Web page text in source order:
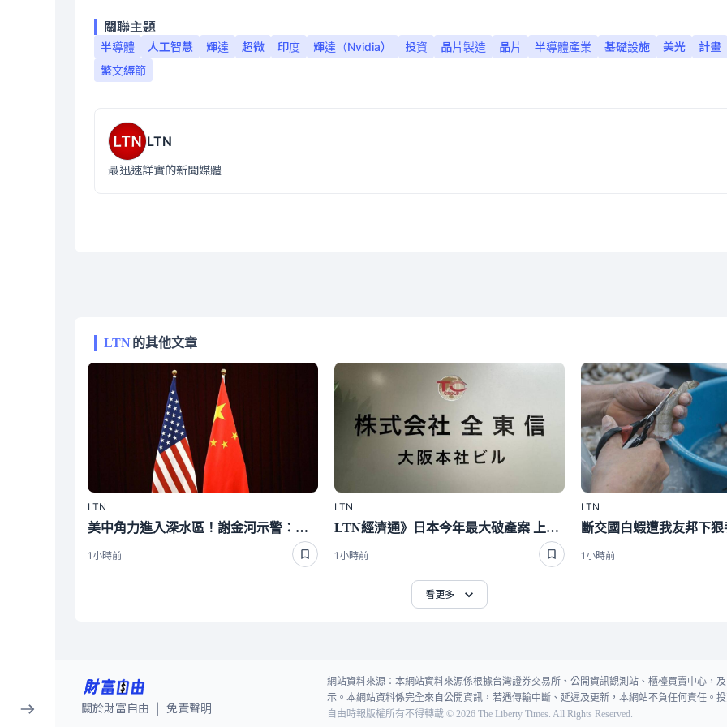
關聯主題
半導體 人工智慧 輝達 超微 印度 輝達（Nvidia） 投資 晶片製造 晶片 半導體產業 基礎設施 美光
計畫
繁文縟節
LTN
最迅速詳實的新聞媒體
LTN的其他文章
LTN
美中角力進入深水區！謝金河示警：台商處境危險且困難
1小時前
LTN
LTN經濟通》日本今年最大破產案 上萬商家應收款歸零
1小時前
LTN
1小時前
看更多
關於財富自由 免責聲明
網站資料來源：本網站資料來源係根據台灣證券交易所、公開資訊觀測站、櫃檯買賣中心，
示。本網站資料係完全來自公開資訊，若遇傳輸中斷、延遲及更新，本網站不負任何責任。
自由時報版權所有不得轉載 © 2026 The Liberty Times. All Rights Reserved.